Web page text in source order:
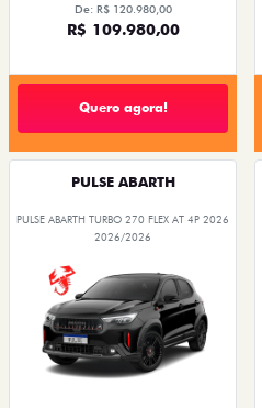
De: R$ 120.980,00
R$ 109.980,00
Quero agora!
PULSE ABARTH
PULSE ABARTH TURBO 270 FLEX AT 4P 2026
2026/2026